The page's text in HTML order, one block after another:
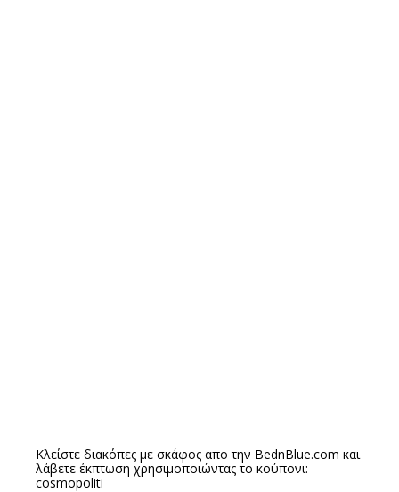
Κλείστε διακόπες με σκάφος απο την BednBlue.com και
λάβετε έκπτωση χρησιμοποιώντας το κούπονι:
cosmopoliti